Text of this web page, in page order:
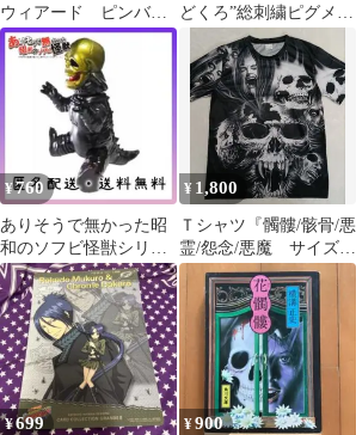
ウィアード ピンバッ
ジ スカル 髑髏 エ
ナメル
どくろ”総刺繍ピグメン
ト加工Tシャツ
¥760
ありそうで無かった昭
和のソフビ怪獣シリー
ズ 髑髏怪獣スカルリザ
ース亜種 【新品】
¥ 1,800
Ｔシャツ『髑髏/骸骨/悪
霊/怨念/悪魔 サイズ
L 黒』新品
¥699 ¥900